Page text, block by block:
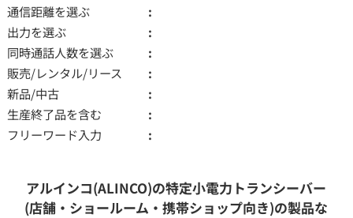
通信距離を選ぶ
出力を選ぶ
同時通話人数を選ぶ
販売/レンタル/リース
新品/中古
生産終了品を含む
フリーワード入力
アルインコ(ALINCO)の特定小電力トランシーバー
(店舗・ショールーム・携帯ショップ向き)の製品な